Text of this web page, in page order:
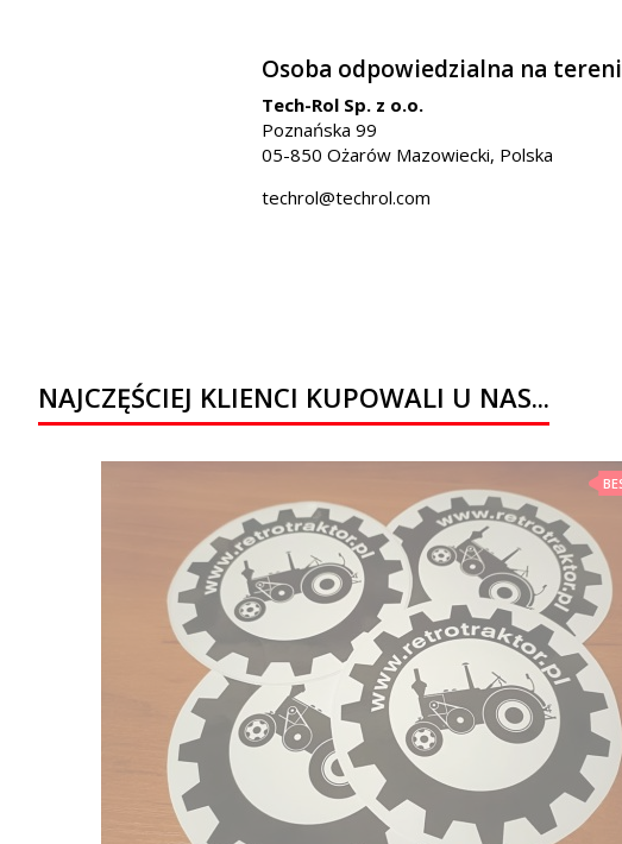
Osoba odpowiedzialna na
Tech-Rol Sp. z o.o.
Poznańska 99
05-850 Ożarów Mazowiecki, Polska
techrol@techrol.com
NAJCZĘŚCIEJ KLIENCI KUPOWALI U NAS...